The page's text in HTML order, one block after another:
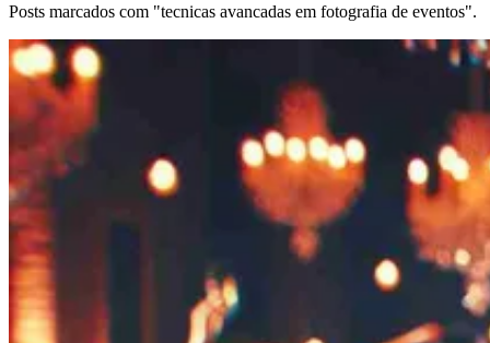
Posts marcados com "tecnicas avancadas em fotografia de eventos".